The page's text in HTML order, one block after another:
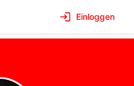
Einloggen